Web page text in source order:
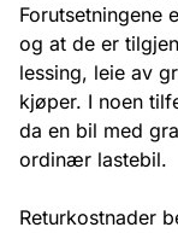
Forutsetningene
og at de er
lessing, leie av
kjøper. I noen
da en bil med
ordinær lastebil.
Returkostnader